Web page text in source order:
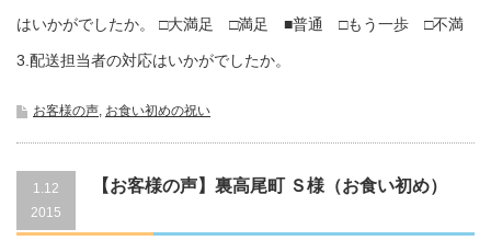
はいかがでしたか。 □大満足 □満足 ■普通 □もう一歩 □不満
3.配送担当者の対応はいかがでしたか。
お客様の声, お食い初めの祝い
1.12
2015
【お客様の声】裏高尾町 Ｓ様（お食い初め）